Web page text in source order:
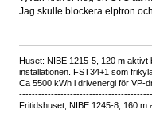
Jag skulle blockera elptron
Huset: NIBE 1215-5, 120 m aktivt
installationen. FST34+1 som
Ca 5500 kWh i drivenergi för VP-
Fritidshuset, NIBE 1245-8, 160 m